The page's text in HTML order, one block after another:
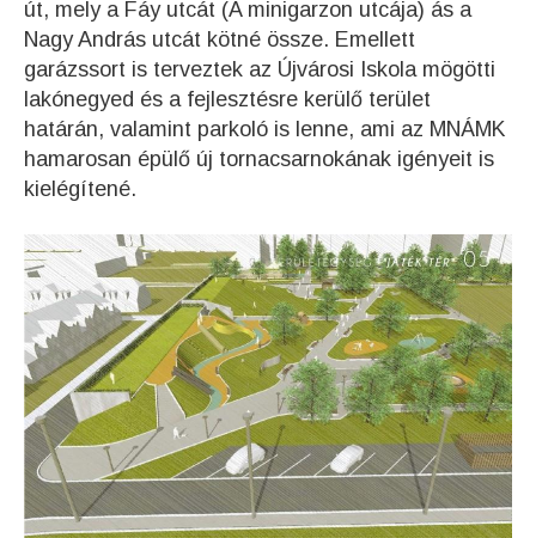
út, mely a Fáy utcát (A minigarzon utcája) ás a
Nagy András utcát kötné össze. Emellett
garázssort is terveztek az Újvárosi Iskola mögötti
lakónegyed és a fejlesztésre kerülő terület
határán, valamint parkoló is lenne, ami az MNÁMK
hamarosan épülő új tornacsarnokának igényeit is
kielégítené.